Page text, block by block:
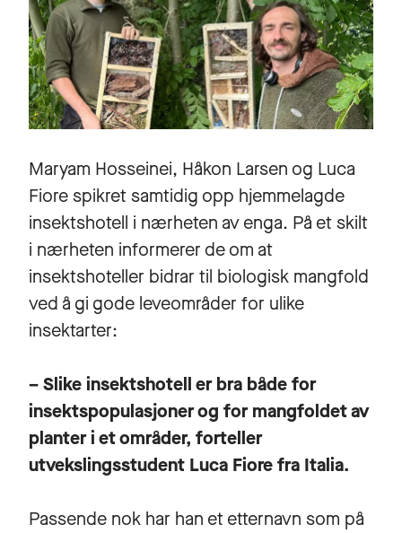
Maryam Hosseinei, Håkon Larsen og Luca
Fiore spikret samtidig opp hjemmelagde
insektshotell i nærheten av enga. På et skilt
i nærheten informerer de om at
insektshoteller bidrar til biologisk mangfold
ved å gi gode leveområder for ulike
insektarter:
– Slike insektshotell er bra både for
insektspopulasjoner og for mangfoldet av
planter i et områder, forteller
utvekslingsstudent Luca Fiore fra Italia.
Passende nok har han et etternavn som på